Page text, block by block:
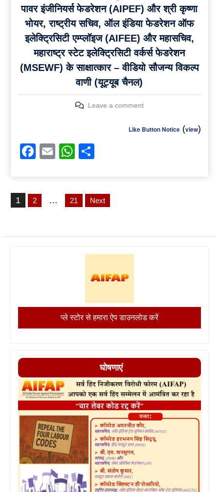
पावर इंजीनियर्स फेडरेशन (AIPEF) और श्री कृष्णा
भोयर, राष्ट्रीय सचिव, ऑल इंडिया फेडरेशन ऑफ
इलेक्ट्रिसिटी एम्प्लॉइज (AIFEE) और महासचिव,
महाराष्ट्र स्टेट इलेक्ट्रिसिटी वर्कर्स फेडरेशन
(MSEWF) के साक्षात्कार – वीडियो सौजन्य विकल्प
वाणी (यूट्यूब चैनल)
Leave a comment
Like Button Notice (view)
Facebook
EmailWhatsApp
Posts
pagination
1 2 … 21 Next
प्ले स्टोर से हमारा ऐप डाउनलोड करें
घोषणाएं